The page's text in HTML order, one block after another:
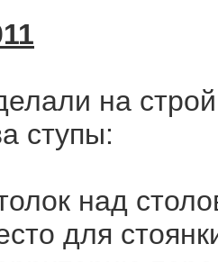
на строй
ступы:
над
для